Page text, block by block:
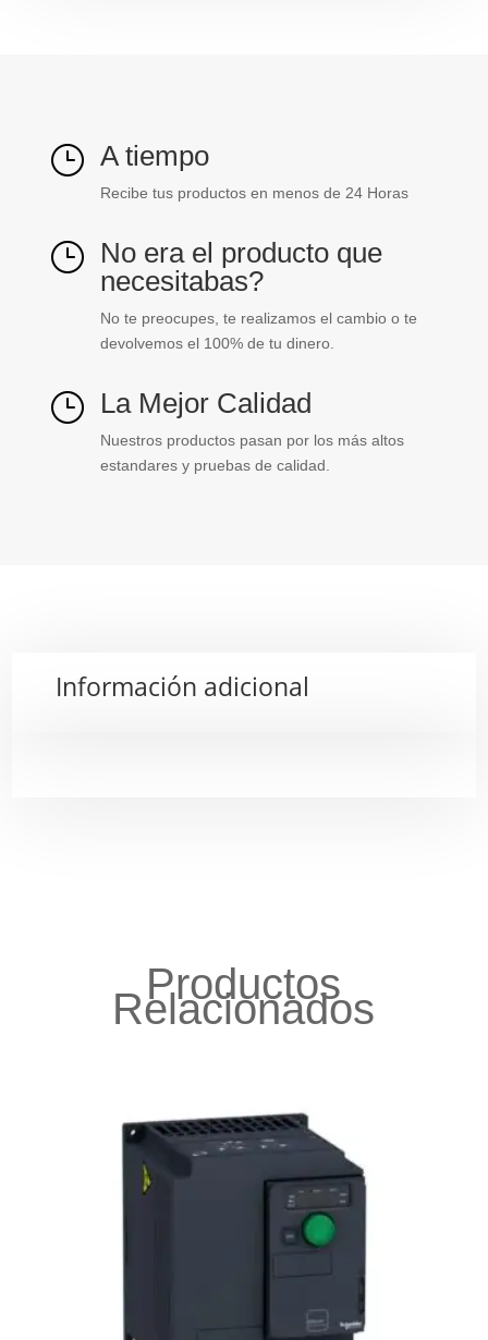
} A tiempo
Recibe tus productos en menos de 24 Horas
} No era el producto que
necesitabas?
No te preocupes, te realizamos el cambio o te
devolvemos el 100% de tu dinero.
} La Mejor Calidad
Nuestros productos pasan por los más altos
estandares y pruebas de calidad.
Información adicional
Productos
Relacionados